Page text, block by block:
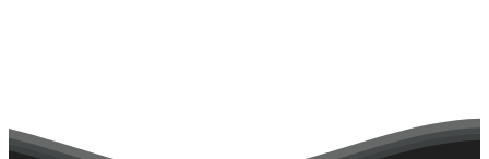
С праздником!